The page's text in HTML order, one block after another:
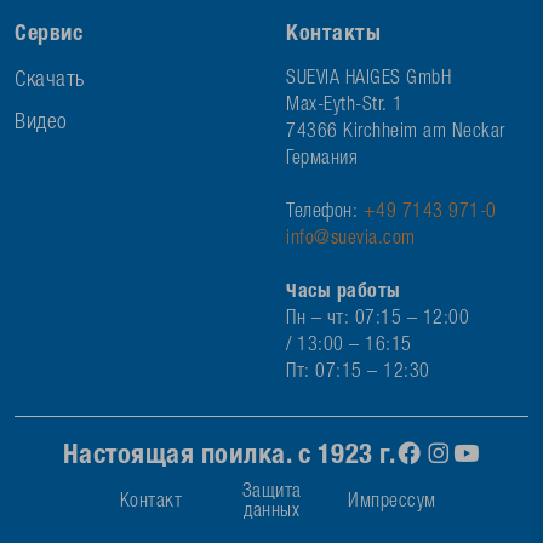
Сервис
Скачать
Видео
Контакты
SUEVIA HAIGES GmbH
Max-Eyth-Str. 1
74366 Kirchheim am Neckar
Германия
Телефон: +49 7143 971-0
info@suevia.com
Часы работы
Пн – чт: 07:15 – 12:00
/ 13:00 – 16:15
Пт: 07:15 – 12:30
Настоящая поилка. с 1923 г.
Контакт
Защита
данных
Импрессум